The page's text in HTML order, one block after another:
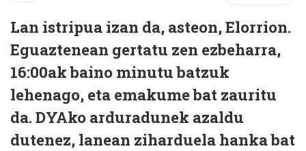
Lan istripua izan da, asteon, Elorrion.
Eguaztenean gertatu zen ezbeharra,
16:00ak baino minutu batzuk
lehenago, eta emakume bat zauritu
da. DYAko arduradunek azaldu
dutenez, lanean ziharduela hanka bat